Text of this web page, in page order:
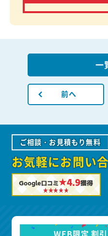
前へ
一
ご相談・お見積もり無料
お気軽にお問い
Google口コミ★4.9獲得
WEB限定 割